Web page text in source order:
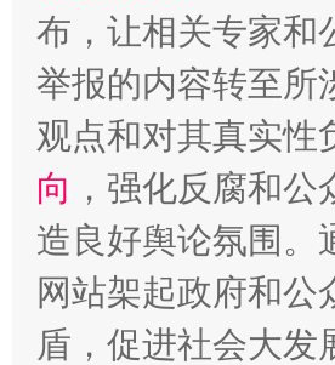
布，让相关专家和
举报的内容转至所
观点和对其真实性
向 ，强化反腐和
造良好舆论氛围。
网站架起政府和
盾，促进社会大